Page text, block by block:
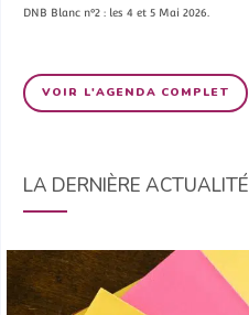
DNB Blanc n°2 : les 4 et 5 Mai 2026.
VOIR L'AGENDA COMPLET
LA DERNIÈRE ACTUALITÉ